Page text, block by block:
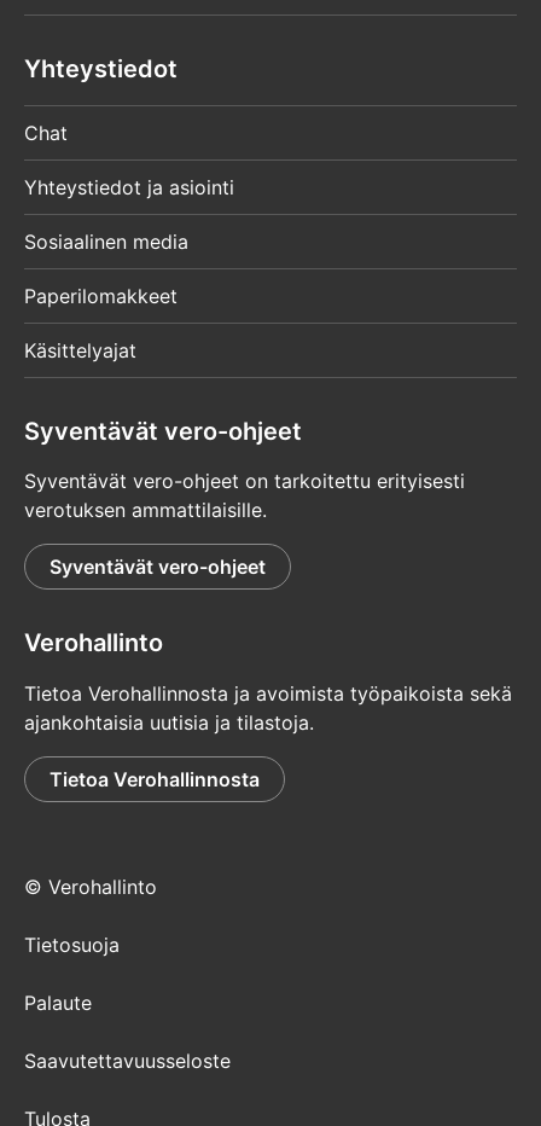
Yhteystiedot
Chat
Yhteystiedot ja asiointi
Sosiaalinen media
Paperilomakkeet
Käsittelyajat
Syventävät vero-ohjeet
Syventävät vero-ohjeet on tarkoitettu erityisesti
verotuksen ammattilaisille.
Syventävät vero-ohjeet
Verohallinto
Tietoa Verohallinnosta ja avoimista työpaikoista sekä
ajankohtaisia uutisia ja tilastoja.
Tietoa Verohallinnosta
© Verohallinto
Tietosuoja
Palaute
Saavutettavuusseloste
Tulosta